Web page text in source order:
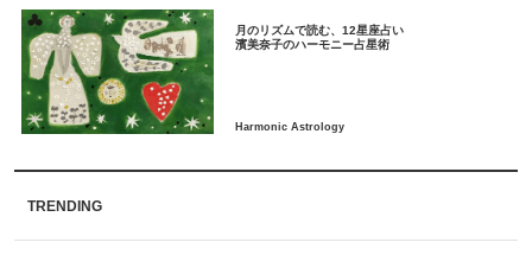
月のリズムで読む、12星座占い
TRENDING